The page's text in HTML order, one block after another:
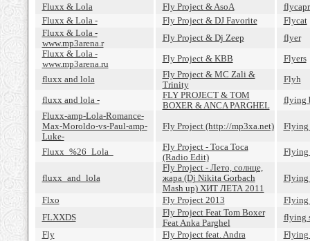
Fluxx & Lola
Fly Project & AsoA
Fluxx & Lola -
Fly Project & DJ Favorite
Flycat
Fluxx & Lola -
www.mp3arena.r
Fly Project & Dj Zeep
flyer
Fluxx & Lola -
www.mp3arena.ru
Fly Project & KBB
Flyers
fluxx and lola
Fly Project & MC Zali &
Trinity
Flyh
fluxx and lola -
FLY PROJECT & TOM
BOXER & ANCA PARGHEL
flying
Fluxx-amp-Lola-Romance-
Max-Moroldo-vs-Paul-amp-
Luke-
Fly Project (http://mp3xa.net) Flying
Fluxx_%26_Lola_
Fly Project - Toca Toca
(Radio Edit)
Flying
fluxx_and_lola
Fly Project - Лето, солнце,
жара (Dj Nikita Gorbach
Mash up) ХИТ ЛЕТА 2011
Flying
Flxo Fly Project 2013
Flying
FLXXDS
Fly Project Feat Tom Boxer
Feat Anka Parghel
flying
Fly
Fly Project feat. Andra
Flying